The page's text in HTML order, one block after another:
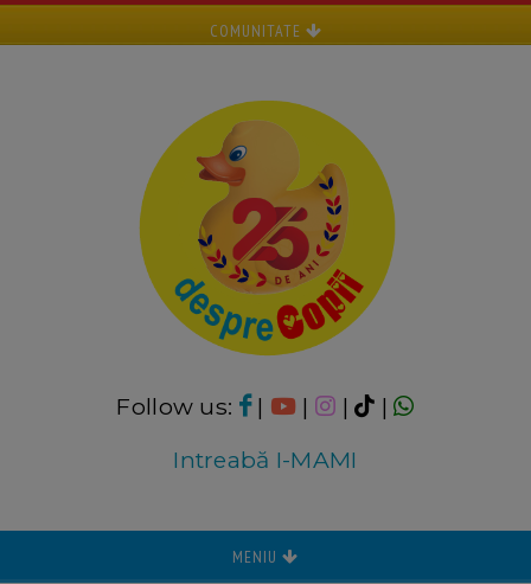
COMUNITATE
Follow us: | | |
|
Intreabă I-MAMI
MENIU